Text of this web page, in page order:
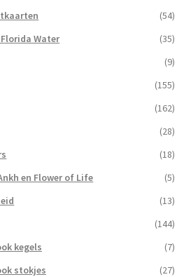
(54)
Water
(35)
(9)
(155)
(162)
(28)
(18)
en Flower of Life
(5)
(13)
(144)
kegels
(7)
stokjes
(27)